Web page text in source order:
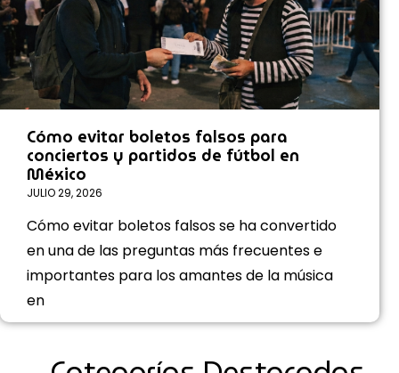
Cómo evitar boletos falsos para
conciertos y partidos de fútbol en
México
JULIO 29, 2026
Cómo evitar boletos falsos se ha convertido
en una de las preguntas más frecuentes e
importantes para los amantes de la música
en